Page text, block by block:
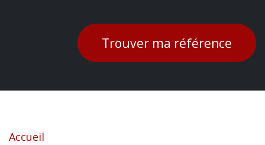
Trouver ma référence
Accueil